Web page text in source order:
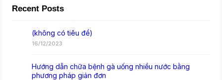
Recent Posts
(không có tiêu đề)
16/12/2023
Hướng dẫn chữa bệnh gà uống nhiều nước bằng
phương pháp giản đơn